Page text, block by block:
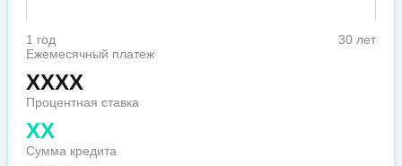
1 год
30 лет
Ежемесячный платеж
XXXX
Процентная ставка
XX
Сумма кредита